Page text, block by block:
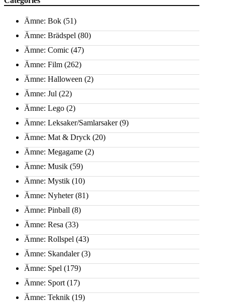
Ämne: Bok (51)
Ämne: Brädspel (80)
Ämne: Comic (47)
Ämne: Film (262)
Ämne: Halloween (2)
Ämne: Jul (22)
Ämne: Lego (2)
Ämne: Leksaker/Samlarsaker(9)
Ämne: Mat & Dryck (20)
Ämne: Megagame (2)
Ämne: Musik (59)
Ämne: Mystik (10)
Ämne: Nyheter(81)
Ämne: Pinball (8)
Ämne: Resa (33)
Ämne: Rollspel (43)
Ämne: Skandaler(3)
Ämne: Spel (179)
Ämne: Sport (17)
Ämne: Teknik (19)